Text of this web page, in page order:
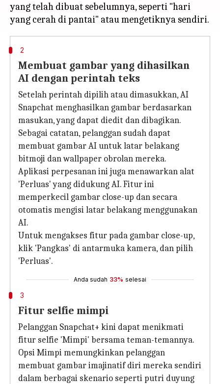
yang telah dibuat sebelumnya, seperti "hari
2
Membuat gambar yang dihasilkan
AI dengan perintah teks
Setelah perintah dipilih atau dimasukkan, AI
Snapchat menghasilkan gambar berdasarkan
masukan, yang dapat diedit dan dibagikan.
Sebagai catatan, pelanggan sudah dapat
membuat gambar AI untuk latar belakang
bitmoji dan wallpaper obrolan mereka.
Aplikasi perpesanan ini juga menawarkan alat
'Perluas' yang didukung AI. Fitur ini
memperkecil gambar close-up dan secara
otomatis mengisi latar belakang menggunakan
AI.
Untuk mengakses fitur pada gambar close-up,
klik 'Pangkas' di antarmuka kamera, dan pilih
'Perluas'.
Anda sudah 33% selesai
3
Fitur selfie mimpi
Pelanggan Snapchat+ kini dapat menikmati
fitur selfie 'Mimpi' bersama teman-temannya.
Opsi Mimpi memungkinkan pelanggan
membuat gambar imajinatif diri mereka sendiri
dalam berbagai skenario seperti putri duyung